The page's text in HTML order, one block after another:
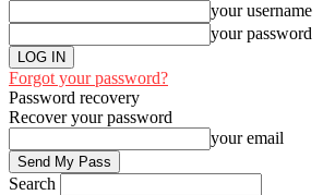
your username
your password
Forgot your password?
Password recovery
Recover your password
your email
Search